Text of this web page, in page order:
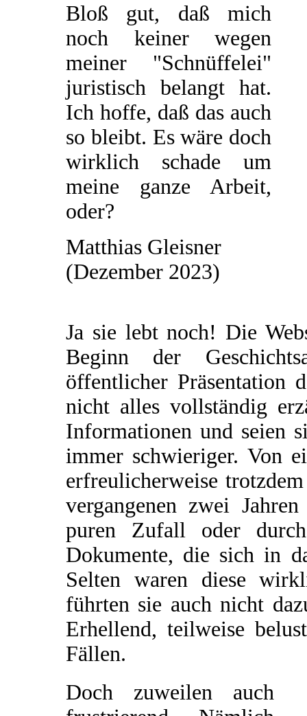
Bloß gut, daß mich
noch keiner wegen
meiner "Schnüffelei"
juristisch belangt hat.
Ich hoffe, daß das auch
so bleibt. Es wäre doch
wirklich schade um
meine ganze Arbeit,
oder?
Matthias Gleisner
(Dezember 2023)
Ja sie lebt noch! Die
Beginn der
öffentlicher Präsentation
nicht alles vollständig
Informationen und seien
immer schwieriger. Von
erfreulicherweise
vergangenen zwei
puren Zufall oder
Dokumente, die sich in
Selten waren diese
führten sie auch nicht
Erhellend, teilweise
Fällen.
Doch zuweilen auch